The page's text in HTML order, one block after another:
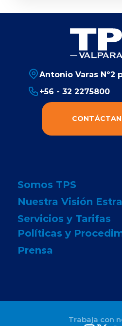
Antonio Varas Nº2
+56 - 32 2275800
Somos TPS
Nuestra Visión
Servicios y Tarifas
Políticas y
Prensa
Trabaja con